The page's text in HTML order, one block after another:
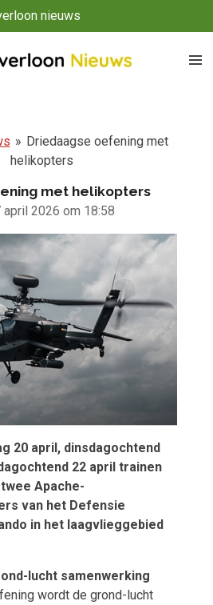
nieuws
» Driedaagse oefening met
helikopters
met helikopters
2026 om 18:58
20 april, dinsdagochtend
22 april trainen
Apache-
van het Defensie
in het laagvlieggebied
lucht samenwerking
wordt de grond-lucht